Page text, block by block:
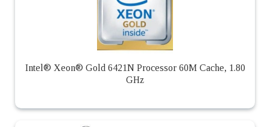
Intel® Xeon® Gold 6421N Processor 60M Cache, 1.80
GHz